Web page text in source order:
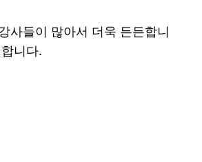
사들이 많아서 더욱 든든합니
니다.